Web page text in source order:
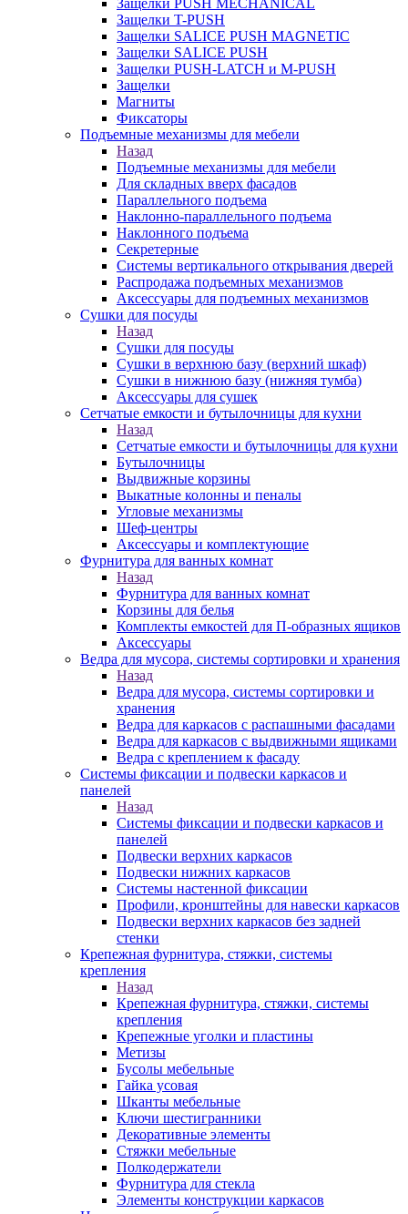
Защёлки PUSH MECHANICAL
Защелки T-PUSH
Защелки SALICE PUSH MAGNETIC
Защелки SALICE PUSH
Защелки PUSH-LATCH и M-PUSH
Защелки
Магниты
Фиксаторы
Подъемные механизмы для мебели
Назад
Подъемные механизмы для мебели
Для складных вверх фасадов
Параллельного подъема
Наклонно-параллельного подъема
Наклонного подъема
Секретерные
Системы вертикального открывания дверей
Распродажа подъемных механизмов
Аксессуары для подъемных механизмов
Сушки для посуды
Назад
Сушки для посуды
Сушки в верхнюю базу (верхний шкаф)
Сушки в нижнюю базу (нижняя тумба)
Аксессуары для сушек
Сетчатые емкости и бутылочницы для кухни
Назад
Сетчатые емкости и бутылочницы для кухни
Бутылочницы
Выдвижные корзины
Выкатные колонны и пеналы
Угловые механизмы
Шеф-центры
Аксессуары и комплектующие
Фурнитура для ванных комнат
Назад
Фурнитура для ванных комнат
Корзины для белья
Комплекты емкостей для П-образных ящиков
Аксессуары
Ведра для мусора, системы сортировки и хранения
Назад
Ведра для мусора, системы сортировки и
хранения
Ведра для каркасов с распашными фасадами
Ведра для каркасов с выдвижными ящиками
Ведра с креплением к фасаду
Системы фиксации и подвески каркасов и
панелей
Назад
Системы фиксации и подвески каркасов и
панелей
Подвески верхних каркасов
Подвески нижних каркасов
Системы настенной фиксации
Профили, кронштейны для навески каркасов
Подвески верхних каркасов без задней
стенки
Крепежная фурнитура, стяжки, системы
крепления
Назад
Крепежная фурнитура, стяжки, системы
крепления
Крепежные уголки и пластины
Метизы
Бусолы мебельные
Гайка усовая
Шканты мебельные
Ключи шестигранники
Декоративные элементы
Стяжки мебельные
Полкодержатели
Фурнитура для стекла
Элементы конструкции каркасов